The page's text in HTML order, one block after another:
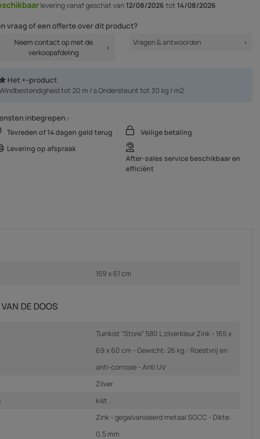
levering vanafgeschat van 12/08/2026 tot 14/08/2026
vraag of een offerte over dit product?
Neem contact op met de
verkoopafdeling
Vragen & antwoorden
Het +-product
tot 20 m / s Ondersteunt tot 30 kg / m2
inbegrepen :
Tevreden of 14 dagen geld terug
Veilige betaling
Levering op afspraak
After-sales service beschikbaar en
efficiënt
159 x 61 cm
DE DOOS
Tuinkist "Store" 580 L zilverkleur Zink - 165 x
69 x 60 cm - Gewicht: 26 kg - Roestvrij en
anti-corrosie - Anti UV
Zilver
kist
Zink - gegalvaniseerd metaal SGCC - Dikte:
0,5 mm